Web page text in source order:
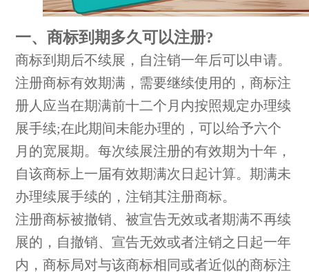
一、商标到期多久可以注册?
商标到期后不续展，自注销一年后可以申请。
注册商标有效期满，需要继续使用的，商标注
册人应当在期满前十二个月内按照规定办理续
展手续;在此期间未能办理的，可以给予六个
月的宽展期。每次续展注册的有效期为十年，
自该商标上一届有效期满次日起计算。期满未
办理续展手续的，注销其注册商标。
注册商标被撤销、被宣告无效或者期满不再续
展的，自撤销、宣告无效或者注销之日起一年
内，商标局对与该商标相同或者近似的商标注